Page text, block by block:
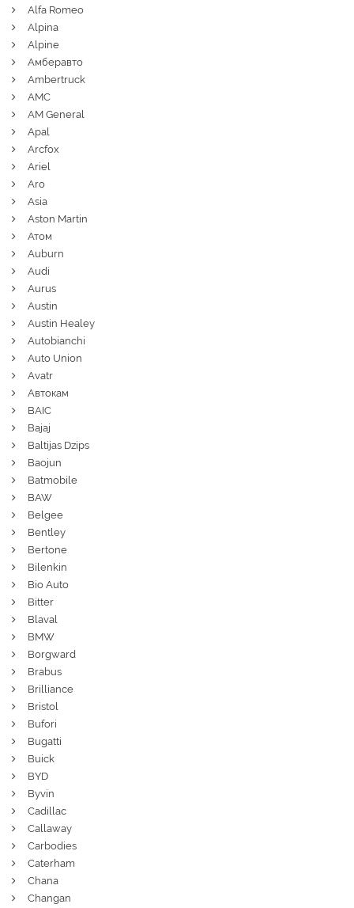
Alfa Romeo
Alpina
Alpine
Амберавто
Ambertruck
AMC
AM General
Apal
Arcfox
Ariel
Aro
Asia
Aston Martin
Атом
Auburn
Audi
Aurus
Austin
Austin Healey
Autobianchi
Auto Union
Avatr
Автокам
BAIC
Bajaj
Baltijas Dzips
Baojun
Batmobile
BAW
Belgee
Bentley
Bertone
Bilenkin
Bio Auto
Bitter
Blaval
BMW
Borgward
Brabus
Brilliance
Bristol
Bufori
Bugatti
Buick
BYD
Byvin
Cadillac
Callaway
Carbodies
Caterham
Chana
Changan